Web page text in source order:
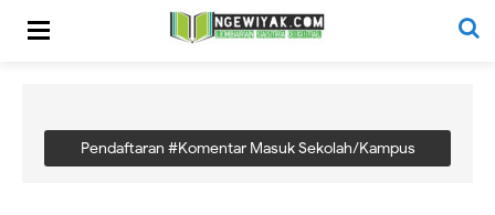
Pendaftaran #Komentar Masuk Sekolah/Kampus